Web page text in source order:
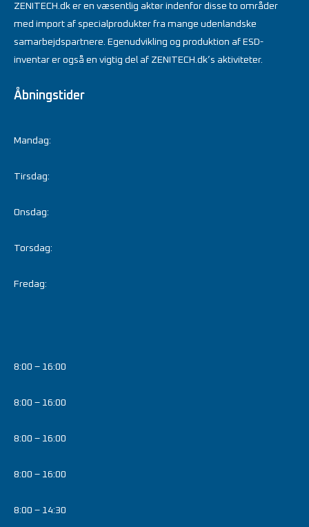
ZENITECH.dk er en væsentlig aktør indenfor disse to områder
med import af specialprodukter fra mange udenlandske
samarbejdspartnere. Egenudvikling og produktion af ESD-
inventar er også en vigtig del af ZENITECH.dk’s aktiviteter.
Åbningstider
Mandag:
Tirsdag:
Onsdag:
Torsdag:
Fredag:
8:00 – 16:00
8:00 – 16:00
8:00 – 16:00
8:00 – 16:00
8:00 – 14:30